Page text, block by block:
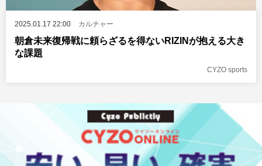
2025.01.17 22:00 カルチャー
朝倉未来復帰戦に頼らざるを得ないRIZINが抱える大き
な課題
CYZO sports